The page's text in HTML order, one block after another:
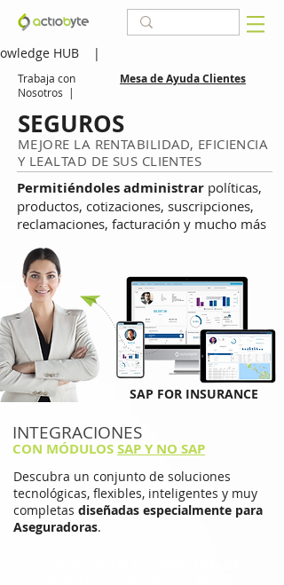
HUB |
Trabaja con
Nosotros |
Mesa de Ayuda Clientes
SEGUROS
MEJORE LA RENTABILIDAD, EFICIENCIA
Y LEALTAD DE SUS CLIENTES
Permitiéndoles administrar políticas,
productos, cotizaciones, suscripciones,
reclamaciones, facturación y mucho más
SAP FOR INSURANCE
CON MÓDULOSSAP Y NO SAP
INTEGRACIONES
Descubra un conjunto de soluciones
tecnológicas, flexibles, inteligentes y muy
completas diseñadas especialmente para
Aseguradoras.